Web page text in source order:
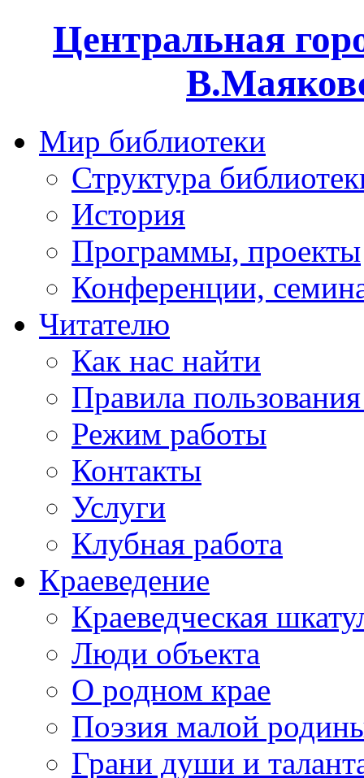
Центральная
Мир библиотеки
Структура
История
Программы, проекты
Конференции,
Читателю
Как нас найти
Правила
Режим работы
Контакты
Услуги
Клубная работа
Краеведение
Краеведческая
Люди объекта
О родном крае
Поэзия малой
Грани души и